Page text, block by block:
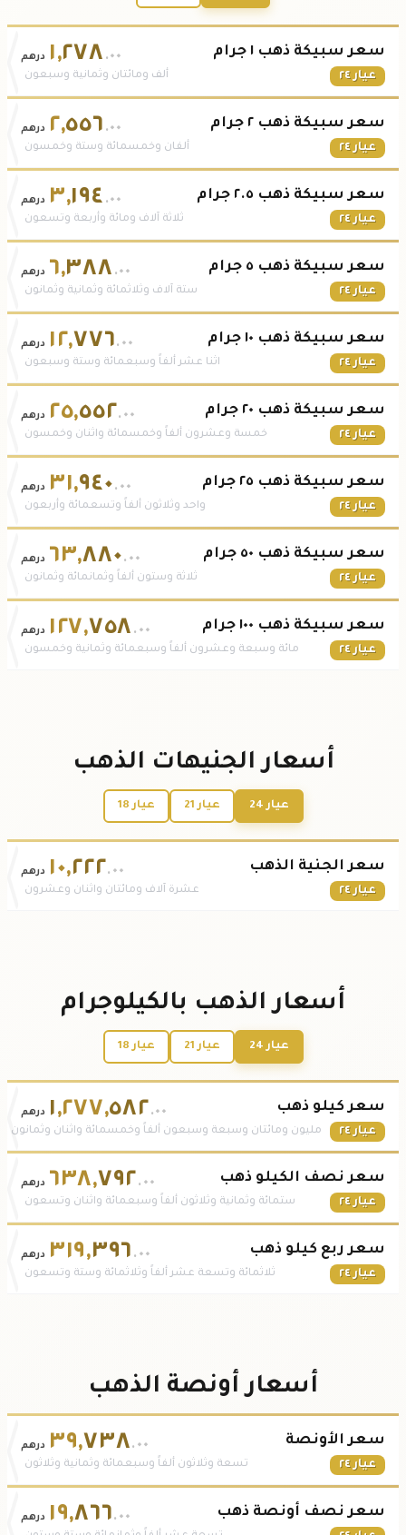
سعر سبيكة ذهب ١ جرام
عيار ٢٤
١,٢٧٨ .٠٠ درهم
ألف ومائتان وثمانية وسبعون
سعر سبيكة ذهب ٢ جرام
عيار ٢٤
٢,٥٥٦ .٠٠ درهم
ألفان وخمسمائة وستة وخمسون
سعر سبيكة ذهب ٢.٥ جرام
عيار ٢٤
٣,١٩٤ .٠٠ درهم
ثلاثة آلاف ومائة وأربعة وتسعون
سعر سبيكة ذهب ٥ جرام
عيار ٢٤
٦,٣٨٨ .٠٠ درهم
ستة آلاف وثلاثمائة وثمانية وثمانون
سعر سبيكة ذهب ١٠ جرام
عيار ٢٤
١٢,٧٧٦.٠٠ درهم
اثنا عشر ألفاً وسبعمائة وستة وسبعون
سعر سبيكة ذهب ٢٠ جرام
عيار ٢٤
٢٥,٥٥٢.٠٠ درهم
خمسة وعشرون ألفاً وخمسمائة واثنان وخمسون
سعر سبيكة ذهب ٢٥ جرام
عيار ٢٤
٣١,٩٤٠.٠٠ درهم
واحد وثلاثون ألفاً وتسعمائة وأربعون
سعر سبيكة ذهب ٥٠ جرام
عيار ٢٤
٦٣,٨٨٠.٠٠ درهم
ثلاثة وستون ألفاً وثمانمائة وثمانون
سعر سبيكة ذهب ١٠٠ جرام
عيار ٢٤
١٢٧,٧٥٨ .٠٠ درهم
مائة وسبعة وعشرون ألفاً وسبعمائة وثمانية وخمسون
أسعار الجنيهات الذهب
عيار 24 عيار 21 عيار 18
سعر الجنية الذهب
عيار ٢٤
١٠,٢٢٢.٠٠ درهم
عشرة آلاف ومائتان واثنان وعشرون
أسعار الذهب بالكيلوجرام
عيار 24 عيار 21 عيار 18
سعر كيلو ذهب
عيار ٢٤
١,٢٧٧,٥٨٢.٠٠ درهم
مليون ومائتان وسبعة وسبعون ألفاً وخمسمائة واثنان وثمانون
سعر نصف الكيلو ذهب
عيار ٢٤
٦٣٨,٧٩٢.٠٠ درهم
ستمائة وثمانية وثلاثون ألفاً وسبعمائة واثنان وتسعون
سعر ربع كيلو ذهب
عيار ٢٤
٣١٩,٣٩٦ .٠٠ درهم
ثلاثمائة وتسعة عشر ألفاً وثلاثمائة وستة وتسعون
أسعار أونصة الذهب
سعر الأونصة
عيار ٢٤
٣٩,٧٣٨.٠٠ درهم
تسعة وثلاثون ألفاً وسبعمائة وثمانية وثلاثون
سعر نصف أونصة ذهب ١٩,٨٦٦.٠٠ درهم